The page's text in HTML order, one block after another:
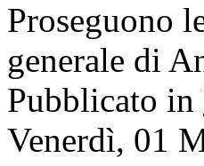
Proseguono
generale di
Pubblicato in
Venerdì, 01